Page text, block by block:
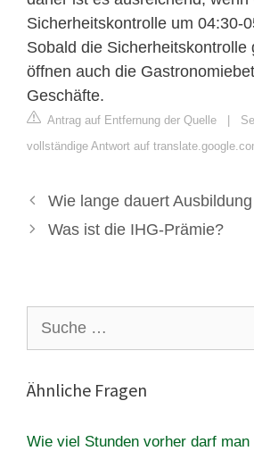
Sicherheitskontrolle um 04:30-
Sobald die Sicherheitskontrolle
öffnen auch die
Geschäfte.
Antrag auf Entfernung der Quelle |
vollständige Antwort auf
Wie lange dauert
Was ist die IHG-Prämie?
nach:
Ähnliche Fragen
Wie viel Stunden vorher darf man